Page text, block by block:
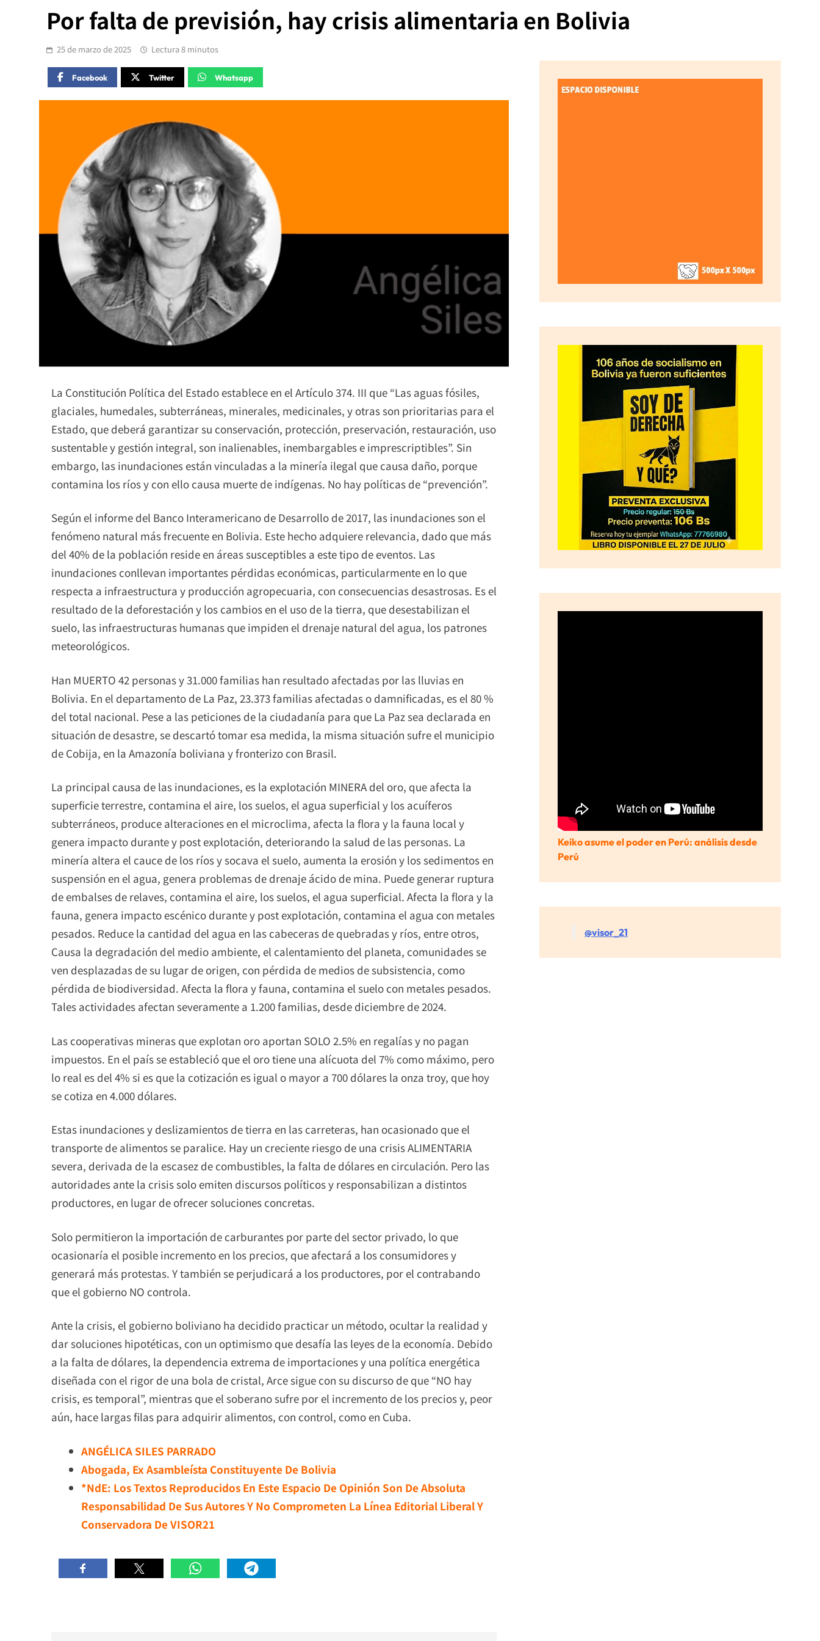
Por falta de previsión, hay crisis alimentaria en Bolivia
25 de marzo de 2025 Lectura 8 minutos
Facebook Twitter Whatsapp
La Constitución Política del Estado establece en el Artículo 374. III que “Las aguas fósiles,
glaciales, humedales, subterráneas, minerales, medicinales, y otras son prioritarias para el
Estado, que deberá garantizar su conservación, protección, preservación, restauración, uso
sustentable y gestión integral, son inalienables, inembargables e imprescriptibles”. Sin
embargo, las inundaciones están vinculadas a la minería ilegal que causa daño, porque
contamina los ríos y con ello causa muerte de indígenas. No hay políticas de “prevención”.
Según el informe del Banco Interamericano de Desarrollo de 2017, las inundaciones son el
fenómeno natural más frecuente en Bolivia. Este hecho adquiere relevancia, dado que más
del 40% de la población reside en áreas susceptibles a este tipo de eventos. Las
inundaciones conllevan importantes pérdidas económicas, particularmente en lo que
respecta a infraestructura y producción agropecuaria, con consecuencias desastrosas. Es el
resultado de la deforestación y los cambios en el uso de la tierra, que desestabilizan el
suelo, las infraestructuras humanas que impiden el drenaje natural del agua, los patrones
meteorológicos.
Han MUERTO 42 personas y 31.000 familias han resultado afectadas por las lluvias en
Bolivia. En el departamento de La Paz, 23.373 familias afectadas o damnificadas, es el 80 %
del total nacional. Pese a las peticiones de la ciudadanía para que La Paz sea declarada en
situación de desastre, se descartó tomar esa medida, la misma situación sufre el municipio
de Cobija, en la Amazonía boliviana y fronterizo con Brasil.
La principal causa de las inundaciones, es la explotación MINERA del oro, que afecta la
superficie terrestre, contamina el aire, los suelos, el agua superficial y los acuíferos
subterráneos, produce alteraciones en el microclima, afecta la flora y la fauna local y
genera impacto durante y post explotación, deteriorando la salud de las personas. La
minería altera el cauce de los ríos y socava el suelo, aumenta la erosión y los sedimentos en
suspensión en el agua, genera problemas de drenaje ácido de mina. Puede generar ruptura
de embalses de relaves, contamina el aire, los suelos, el agua superficial. Afecta la flora y la
fauna, genera impacto escénico durante y post explotación, contamina el agua con metales
pesados. Reduce la cantidad del agua en las cabeceras de quebradas y ríos, entre otros,
Causa la degradación del medio ambiente, el calentamiento del planeta, comunidades se
ven desplazadas de su lugar de origen, con pérdida de medios de subsistencia, como
pérdida de biodiversidad. Afecta la flora y fauna, contamina el suelo con metales pesados.
Tales actividades afectan severamente a 1.200 familias, desde diciembre de 2024.
Las cooperativas mineras que explotan oro aportan SOLO 2.5% en regalías y no pagan
impuestos. En el país se estableció que el oro tiene una alícuota del 7% como máximo, pero
lo real es del 4% si es que la cotización es igual o mayor a 700 dólares la onza troy, que hoy
se cotiza en 4.000 dólares.
Estas inundaciones y deslizamientos de tierra en las carreteras, han ocasionado que el
transporte de alimentos se paralice. Hay un creciente riesgo de una crisis ALIMENTARIA
severa, derivada de la escasez de combustibles, la falta de dólares en circulación. Pero las
autoridades ante la crisis solo emiten discursos políticos y responsabilizan a distintos
productores, en lugar de ofrecer soluciones concretas.
Solo permitieron la importación de carburantes por parte del sector privado, lo que
ocasionaría el posible incremento en los precios, que afectará a los consumidores y
generará más protestas. Y también se perjudicará a los productores, por el contrabando
que el gobierno NO controla.
Ante la crisis, el gobierno boliviano ha decidido practicar un método, ocultar la realidad y
dar soluciones hipotéticas, con un optimismo que desafía las leyes de la economía. Debido
a la falta de dólares, la dependencia extrema de importaciones y una política energética
diseñada con el rigor de una bola de cristal, Arce sigue con su discurso de que “NO hay
crisis, es temporal”, mientras que el soberano sufre por el incremento de los precios y, peor
aún, hace largas filas para adquirir alimentos, con control, como en Cuba.
ANGÉLICA SILES PARRADO
Abogada, Ex Asambleísta Constituyente De Bolivia
*NdE: Los Textos Reproducidos En Este Espacio De Opinión Son De Absoluta
Responsabilidad De Sus Autores Y No Comprometen La Línea Editorial Liberal Y
Conservadora De VISOR21
Keiko asume el poder en Perú: análisis desde
Perú
@visor_21